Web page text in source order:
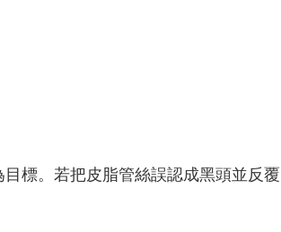
標。若把皮脂管絲誤認成黑頭並反覆